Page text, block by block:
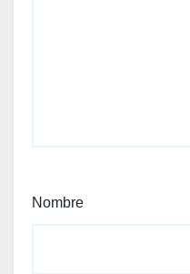
Nombre